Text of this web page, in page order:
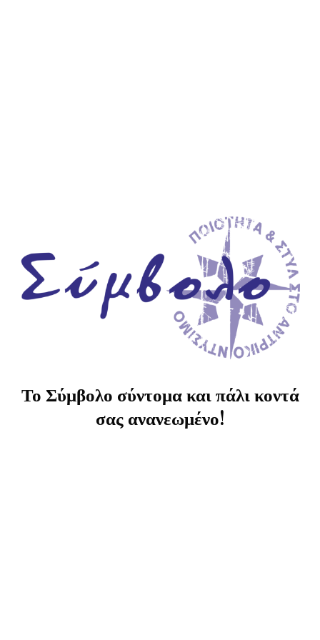
Το Σύμβολο σύντομα και πάλι κοντά
σας ανανεωμένο!